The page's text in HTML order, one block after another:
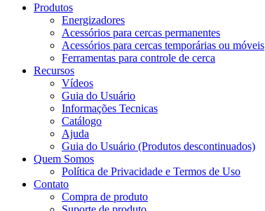
Produtos
Energizadores
Acessórios para cercas permanentes
Acessórios para cercas temporárias ou móveis
Ferramentas para controle de cerca
Recursos
Vídeos
Guia do Usuário
Informações Tecnicas
Catálogo
Ajuda
Guia do Usuário (Produtos descontinuados)
Quem Somos
Política de Privacidade e Termos de Uso
Contato
Compra de produto